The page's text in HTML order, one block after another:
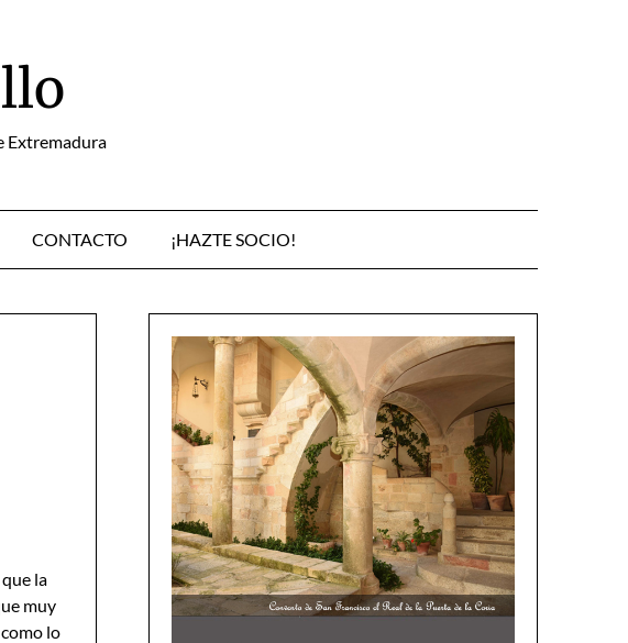
Extremadura
CONTACTO ¡HAZTE SOCIO!
la
muy
lo